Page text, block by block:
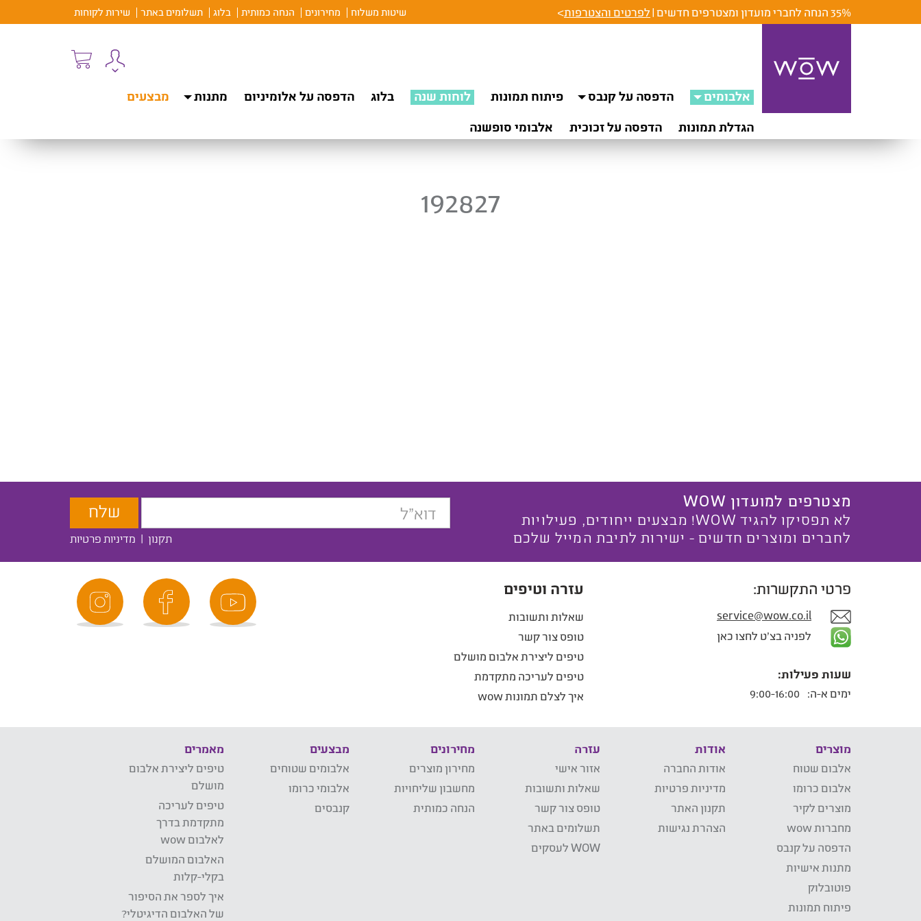
35% הנחה לחברי מועדון ומצטרפים חדשים | לפרטים והצטרפות> שיטות משלוח מחירונים הנחה כמותית בלוג תשלומים באתר שירות לקוחות
אלבומים הדפסה על קנבס פיתוח תמונות לוחות שנה בלוג הדפסה על אלומיניום מתנות
מבצעים
הגדלת תמונות
הדפסה על זכוכית אלבומי סופשנה
192827
מצטרפים למועדון WOW
לא תפסיקו להגיד WOW! מבצעים ייחודים, פעילויות
לחברים ומוצרים חדשים - ישירות לתיבת המייל שלכם
תקנון | מדיניות פרטיות
פרטי התקשרות:
service@wow.co.il
לפניה בצ'ט לחצו כאן
שעות פעילות:
ימים א-ה:
עזרה וטיפים
שאלות ותשובות
טופס צור קשר
טיפים ליצירת אלבום מושלם
טיפים לעריכה מתקדמת
איך לצלם תמונות wow
מוצרים
אלבום שטוח
אלבום כרומו
מוצרים לקיר
מחברות wow
הדפסה על קנבס
מתנות אישיות
פוטובלוק
פיתוח תמונות
אודות
אודות החברה
מדיניות פרטיות
תקנון האתר
הצהרת נגישות
עזרה
אזור אישי
שאלות ותשובות
טופס צור קשר
תשלומים באתר
WOW לעסקים
מחירונים
מחירון מוצרים
מחשבון שליחויות
הנחה כמותית
מבצעים
אלבומים שטוחים
אלבומי כרומו
קנבסים
מאמרים
טיפים ליצירת אלבום
מושלם
טיפים לעריכה
מתקדמת בדרך
לאלבום wow
האלבום המושלם
בקלי-קלות
איך לספר את הסיפור
של האלבום הדיגיטלי?